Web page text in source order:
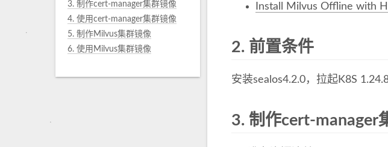
Install Milvus Offline with
2. 前置条件
安装sealos4.2.0，拉起K8S
3. 制作cert-manager
3. 制作cert-manager集群镜像
4. 使用cert-manager集群镜像
5. 制作Milvus集群镜像
6. 使用Milvus集群镜像